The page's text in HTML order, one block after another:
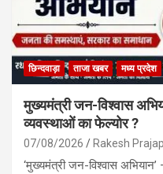
छिन्दवाड़ा ताजा खबर मध्य प्रदेश
मुख्यमंत्री जन-विश्वास
व्यवस्थाओं का फेल्योर ?
07/08/2026 Rakesh
‘मुख्यमंत्री जन-विश्वास